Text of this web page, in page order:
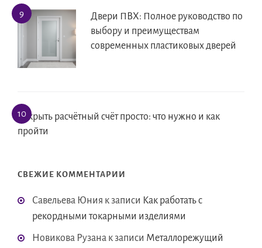
Двери ПВХ: Полное руководство по
выбору и преимуществам
современных пластиковых дверей
Открыть расчётный счёт просто: что нужно и как
пройти
СВЕЖИЕ КОММЕНТАРИИ
Савельева Юния к записи Как работать с
рекордными токарными изделиями
Новикова Рузана к записи Металлорежущий